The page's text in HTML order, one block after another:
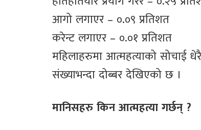
आगो लगाएर – ०.०९ प्रतिशत
करेन्ट लगाएर – ०.०१ प्रतिशत
महिलाहरुमा आत्महत्याको सोचाई
संख्याभन्दा दोब्बर देखिएको छ ।
मानिसहरु किन आत्महत्या गर्छन् ?